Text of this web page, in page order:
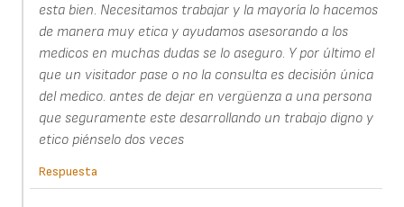
esta bien. Necesitamos trabajar y la mayoría lo hacemos
de manera muy etica y ayudamos asesorando a los
medicos en muchas dudas se lo aseguro. Y por último el
que un visitador pase o no la consulta es decisión única
del medico. antes de dejar en vergüenza a una persona
que seguramente este desarrollando un trabajo digno y
etico piénselo dos veces
Respuesta